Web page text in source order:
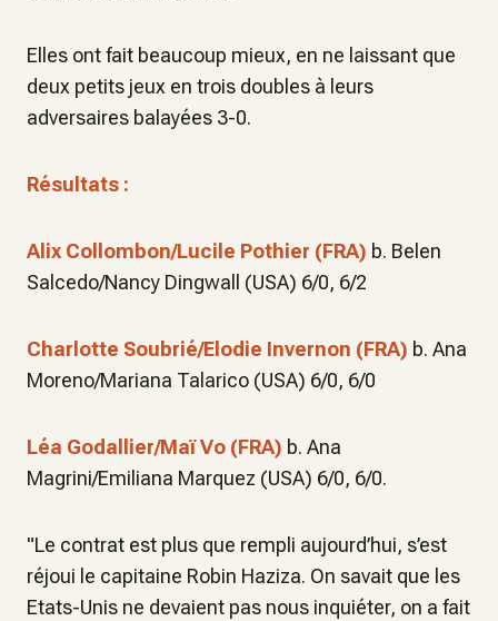
Elles ont fait beaucoup mieux, en ne laissant que
deux petits jeux en trois doubles à leurs
adversaires balayées 3-0.
Résultats :
Alix Collombon/Lucile Pothier (FRA) b. Belen
Salcedo/Nancy Dingwall (USA) 6/0, 6/2
Charlotte Soubrié/Elodie Invernon (FRA) b. Ana
Moreno/Mariana Talarico (USA) 6/0, 6/0
Léa Godallier/Maï Vo (FRA) b. Ana
Magrini/Emiliana Marquez (USA) 6/0, 6/0.
"Le contrat est plus que rempli aujourd’hui, s’est
réjoui le capitaine Robin Haziza. On savait que les
Etats-Unis ne devaient pas nous inquiéter, on a fait